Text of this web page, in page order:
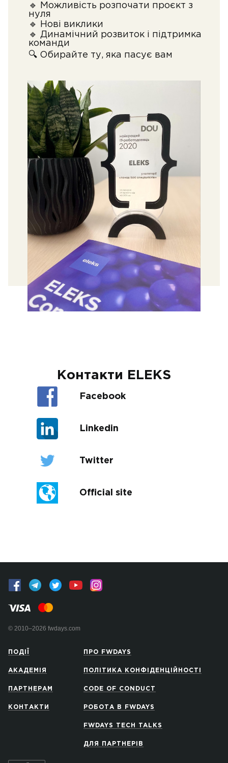
🔹 Можливість розпочати проєкт з
нуля
🔹 Нові виклики
🔹 Динамічний розвиток і підтримка
команди
🔍 Обирайте ту, яка пасує вам
Контакти ELEKS
Facebook
Linkedin
Twitter
Official site
© 2010–2026 fwdays.com
ПОДІЇ
АКАДЕМІЯ
ПАРТНЕРАМ
КОНТАКТИ
ПРО FWDAYS
ПОЛІТИКА КОНФІДЕНЦІЙНОСТІ
CODE OF CONDUCT
РОБОТА В FWDAYS
FWDAYS TECH TALKS
ДЛЯ ПАРТНЕРІВ